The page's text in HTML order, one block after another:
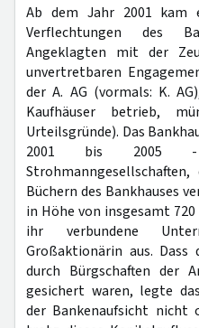
Ab dem Jahr 2001 kam
Verflechtungen des
Angeklagten mit der
unvertretbaren
der A. AG (vormals: K.
Kaufhäuser betrieb,
Urteilsgründe). Das
2001 bis 2005 -
Büchern des Bankhauses
in Höhe von insgesamt
ihr verbundene
Großaktionärin aus.
durch Bürgschaften der
gesichert waren, legte
der Bankenaufsicht nicht